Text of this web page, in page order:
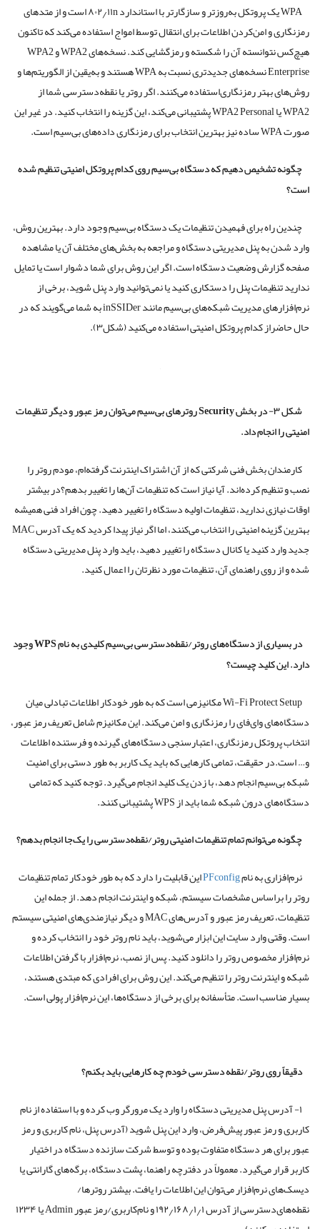
WPA یک پروتکل به‌روزتر و سازگارتر با استاندارد ۸۰۲٫۱۱n است و از متدهای
رمزنگاری و امن‌کردن اطلاعات برای انتقال توسط امواج استفاده می‌کند که تا‌کنون
هیچ‌کس نتوانسته آن را شکسته و رمزگشایی کند. نسخه‌های WPA2 و WPA2
Enterprise نسخه‌های جدیدتری نسبت به WPA هستند و به‌یقین از الگوریتم‌ها و
روش‌های بهتر رمزنگاری‌استفاده می‌کنند. اگر روتر یا نقطه‌دسترسی شما از
WPA2‌ یا WPA2 Personal پشتیبانی می‌کند، این گزینه را انتخاب کنید. در غیر این
صورت WPA ساده نیز بهترین انتخاب برای رمزنگاری داده‌های بی‌سیم است.
چگونه تشخیص دهیم که دستگاه بی‌سیم روی کدام پروتکل امنیتی تنظیم شده
است؟
چندین راه برای فهمیدن تنظیمات یک دستگاه بی‌سیم وجود دارد. بهترین روش،
وارد شدن به پنل مدیریتی دستگاه و مراجعه به بخش‌های مختلف آن یا مشاهده
صفحه گزارش وضعیت دستگاه است. اگر این روش برای شما دشوار است یا تمایل
ندارید تنظیمات پنل را دستکاری کنید یا نمی‌توانید وارد پنل شوید، برخی از
نرم‌افزارهای مدیریت شبکه‌های بی‌سیم مانند inSSIDer به شما می‌گویند که در
حال حاضراز کدام پروتکل امنیتی استفاده می‌کنید (شکل‌۳).
شکل ۳- در بخش Security روترهای بی‌سیم می‌توان رمز عبور و دیگر تنظیمات
امنیتی را انجام داد.
کارمندان بخش فنی شرکتی که از آن اشتراک اینترنت گرفته‌‌ام، مودم روتر را
نصب و تنظیم کرده‌اند. آیا نیاز است که تنظیمات آن‌ها را تغییر بدهم؟در بیشتر
اوقات نیازی ندارید، تنظیمات اولیه دستگاه را تغییر دهید. چون افراد فنی همیشه
بهترین گزینه امنیتی را انتخاب می‌کنند، اما اگر نیاز پیدا کردید که یک آدرس MAC
جدید وارد کنید یا کانال دستگاه را تغییر دهید، باید وارد پنل مدیریتی دستگاه
شده و از روی راهنمای آن، تنظیمات مورد نظرتان را اعمال کنید.
در بسیاری از دستگاه‌های روتر/نقطه‌دسترسی بی‌سیم کلیدی به نام WPS وجود
دارد. این کلید چیست؟
Wi-Fi Protect Setup مکانیزمی است که به طور خودکار اطلاعات تبادلی میان
دستگاه‌های وای‌فای را رمزنگاری و امن می‌کند. این مکانیزم شامل تعریف رمز عبور،
انتخاب پروتکل رمزنگاری، اعتبارسنجی دستگاه‌های گیرنده و فرستنده اطلاعات
و… است.در حقیقت، تمامی کارهایی که باید یک کاربر به طور دستی برای امنیت
شبکه بی‌سیم انجام دهد، با زدن یک کلید انجام می‌گیرد. توجه کنید که تمامی
دستگاه‌های درون شبکه شما باید از WPS پشتیبانی کنند.
چگونه می‌توانم تمام تنظیمات امنیتی روتر/نقطه‌دسترسی را یک‌جا انجام بدهم؟
نرم‌افزاری به نامPFconfigاین قابلیت را دارد که به طور خودکار تمام تنظیمات
روتر را براساس مشخصات سیستم، شبکه و اینترنت انجام دهد. از جمله این
تنظیمات، تعریف رمز عبور و آدرس‌های MAC و دیگر نیازمندی‌های امنیتی سیستم
است. وقتی وارد سایت این ابزار می‌شوید، باید نام روتر خود را انتخاب کرده و
نرم‌افزار مخصوص روتر را دانلود کنید. پس از نصب، نرم‌افزار با گرفتن اطلاعات
شبکه و اینترنت روتر را تنظیم می‌کند. این روش برای افرادی که مبتدی هستند،
بسیار مناسب است. متأسفانه برای برخی از دستگاه‌ها، این نرم‌افزار پولی است.
دقیقاً روی روتر/نقطه دسترسی خودم چه کارهایی باید بکنم؟
۱- آدرس پنل مدیریتی دستگاه را وارد یک مرورگر وب کرده و با استفاده از نام
کاربری و رمز عبور پیش‌فرض، وارد این پنل شوید (آدرس پنل، نام کاربری و رمز
عبور برای هر دستگاه متفاوت بوده و توسط شرکت سازنده دستگاه در اختیار
کاربر قرار می‌گیرد. معمولاً در دفترچه راهنما، پشت دستگاه، برگه‌های گارانتی یا
دیسک‌های نرم‌افزار می‌توان این اطلاعات را یافت. بیشتر روترها/
نقطه‌های‌دسترسی از آدرس ۱۹۲٫۱۶۸٫۱٫۱ و نام‌کاربری/رمز عبور Admin یا ۱۲۳۴